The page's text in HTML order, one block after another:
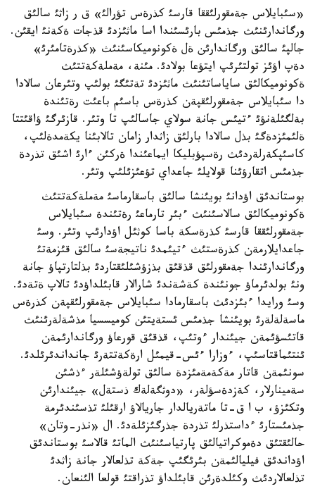
«سئبايلاس جةمقورلئققا قارسئ كذرةس تؤرالئ» ق ر زاثئ سالئق
ورگاندارئنئث جذمئس بارئسئندا اسا ماثئزدئ قذجات ةكةنئ ايقئن.
جالپئ سالئق ورگاندارئن ةل ةكونوميكاسئنئث «كذرةتامئرئ»
دةپ اؤئز تولتئرئپ ايتؤعا بولادئ. مئنة، مةملةكةتتئث
ةكونوميكالئق ساياساتئنئث ماثئزدئ تةتئگئ بولئپ وتئرعان سالادا
دا سئبايلاس جةمقورلئقپةن كذرةس باسئم باعئت رةتئندة
بةلگئلةنؤئ ءتيئس جانة سولاي جاسالئپ تا وتئر. قازئرگئ ؤاقئتتا
ةلئمئزدةگئ بذل سالادا بارلئق زاثدار زامان تالابئنا يكةمدةلئپ،
كاسئپكةرلةردئث رةسپؤبليكا ايماعئندا ةركئن ءارئ اشئق تذردة
جذمئس اتقارؤئنا قولايلئ جاعداي تؤعئزئلئپ وتئر.
بوستاندئق اؤدانئ بويئنشا سالئق باسقارماسئ مةملةكةتتئث
ةكونوميكالئق سالاسئنئث ءبئر تارماعئ رةتئندة سئبايلاس
جةمقورلئققا قارسئ كذرةسكة باسا كوثئل اؤدارئپ وتئر. وسئ
جاعدايلارمةن كذرةستئث ءتيئمدئ ناتيجةسئ سالئق قئزمةتئ
ورگاندارئندا جةمقورلئق قذقئق بذزؤشئلئقتاردئ بذلتارتپاؤ جانة
ونئ بولدئرماؤ جونئندة كةشةندئ شارالار قابئلداؤدئ تالاپ ةتةدئ.
وسئ ورايدا ءبئزدئث باسقارمادا سئبايلاس جةمقورلئقپةن كذرةس
ماسةلةلةرئ بويئنشا جذمئس ئستةيتئن كوميسسيا مذشةلةرئنئث
قاتئسؤئمةن جيئندار ءوتئپ، قذقئق قورعاؤ ورگاندارئمةن
ئنتئماقتاسئپ، ءوزارا ءئس-قيمئل ارةكةتتةرئ جانداندئرئلدئ.
سونئمةن قاتار مةكةمةمئزدة سالئق تولةؤشئلةر ءذشئن
سةمينارلار، كةزدةسؤلةر، «دوثگةلةك ذستةل» جيئندارئن
وتكئزؤ، ب ا ق-تا ماتةريالدار جاريالاؤ ارقئلئ تذسئندئرمة
جذمئستارئ ءداستذرلئ تذردة جذرگئزئلةدئ. ال «نذر-وتان»
حالئقتئق دةموكراتيالئق پارتياسئنئث الماتئ قالاسئ بوستاندئق
اؤداندئق فيليالئمةن بئرئگئپ جةكة تذلعالار جانة زاثدئ
تذلعالاردئث وكئلدةرئن قابئلداؤ تذراقتئ قولعا الئنعان.